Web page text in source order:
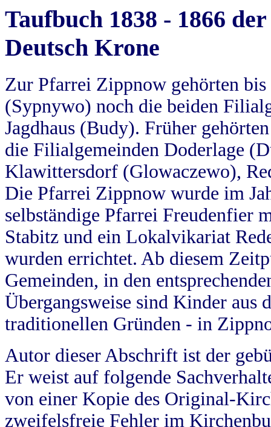
Taufbuch 1838 - 1866
Deutsch Krone
Zur Pfarrei Zippnow gehörten
(Sypnywo) noch die beiden
Jagdhaus (Budy). Früher
die Filialgemeinden Doderlage
Klawittersdorf (Glowaczewo),
Die Pfarrei Zippnow wurde im
selbständige Pfarrei Freudenfier
Stabitz und ein Lokalvikariat
wurden errichtet. Ab diesem
Gemeinden, in den
Übergangsweise sind Kinder aus
traditionellen Gründen - in
Autor dieser Abschrift ist der
Er weist auf folgende
von einer Kopie des Original-
zweifelsfreie Fehler im